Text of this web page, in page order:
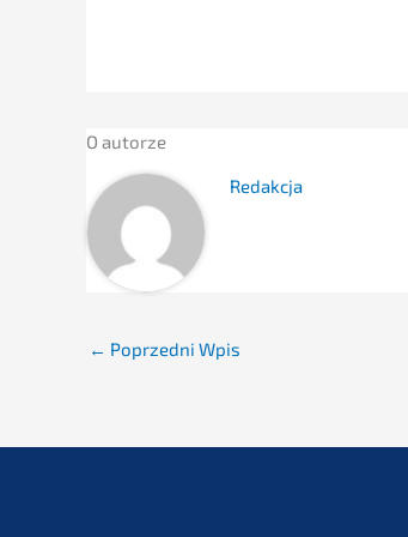
O autor­ze
Redak­c­ja
← Poprzedni Wpis